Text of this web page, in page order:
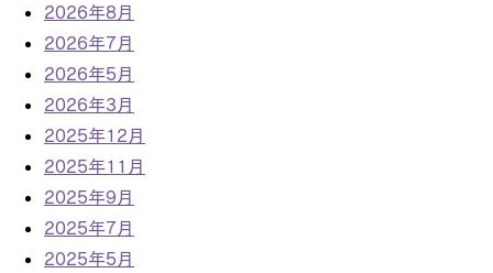
2026年8月
2026年7月
2026年5月
2026年3月
2025年12月
2025年11月
2025年9月
2025年7月
2025年5月